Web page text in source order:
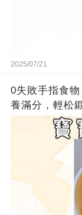
2025/07/21
0失敗手指食
養滿分，輕松